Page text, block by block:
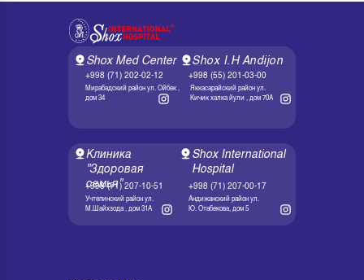
Учтепинский район ул.
М.Шайхзода , дом 31А
+998 (71) 207-10-51
Клиника
"Здоровая
семья"
Андижанский район ул.
Ю. Отабекова, дом 5
+998 (55) 201-03-00
Shox I.H Andijon
Мирабадский район ул. Ойбек ,
дом 34
+998 (71) 202-02-12
Shox Med Center
Яккасарайский район ул.
Кичик халка йули , дом 70А
+998 (71) 207-00-17
Shox International
Hospital